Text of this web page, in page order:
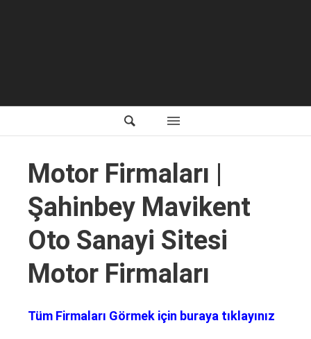
Motor Firmaları |
Şahinbey Mavikent
Oto Sanayi Sitesi
Motor Firmaları
Tüm Firmaları Görmek için buraya tıklayınız